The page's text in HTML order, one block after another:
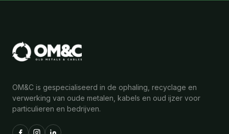
OM&C is gespecialiseerd in de ophaling, recyclage en
verwerking van oude metalen, kabels en oud ijzer voor
particulieren en bedrijven.